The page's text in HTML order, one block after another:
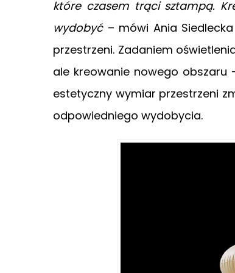
które czasem trąci sztampą.
wydobyć– mówi Ania Siedlecka
przestrzeni. Zadaniem
ale kreowanie nowego obszaru
estetyczny wymiar przestrzeni
odpowiedniego wydobycia.